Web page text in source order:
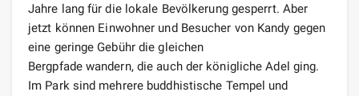
Jahre lang für die lokale Bevölkerung gesperrt. Aber
jetzt können Einwohner und Besucher von Kandy gegen
eine geringe Gebühr die gleichen
Bergpfade wandern, die auch der königliche Adel ging.
Im Park sind mehrere buddhistische Tempel und